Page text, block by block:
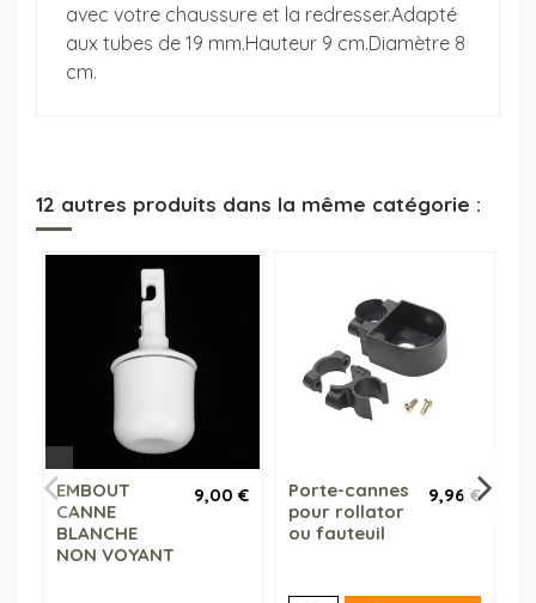
avec votre chaussure et la redresser.Adapté
aux tubes de 19 mm.Hauteur 9 cm.Diamètre 8
cm.
12 autres produits dans la même catégorie :
EMBOUT
CANNE
BLANCHE
NON VOYANT
9,00 €
Porte-cannes
pour rollator
ou fauteuil
9,96 €